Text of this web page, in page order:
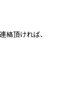
絡頂ければ、